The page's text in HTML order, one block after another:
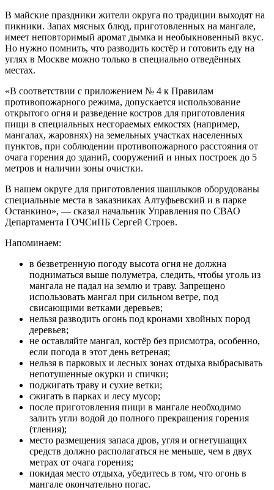
В майские праздники жители округа по традиции выходят на
пикники. Запах мясных блюд, приготовленных на мангале,
имеет неповторимый аромат дымка и необыкновенный вкус.
Но нужно помнить, что разводить костёр и готовить еду на
углях в Москве можно только в специально отведённых
местах.
«В соответствии с приложением № 4 к Правилам
противопожарного режима, допускается использование
открытого огня и разведение костров для приготовления
пищи в специальных несгораемых емкостях (например,
мангалах, жаровнях) на земельных участках населенных
пунктов, при соблюдении противопожарного расстояния от
очага горения до зданий, сооружений и иных построек до 5
метров и наличии зоны очистки.
В нашем округе для приготовления шашлыков оборудованы
специальные места в заказниках Алтуфьевский и в парке
Останкино», — сказал начальник Управления по СВАО
Департамента ГОЧСиПБ Сергей Строев.
Напоминаем:
в безветренную погоду высота огня не должна
подниматься выше полуметра, следить, чтобы уголь из
мангала не падал на землю и траву. Запрещено
использовать мангал при сильном ветре, под
свисающими ветками деревьев;
нельзя разводить огонь под кронами хвойных пород
деревьев;
не оставляйте мангал, костёр без присмотра, особенно,
если погода в этот день ветреная;
нельзя в парковых и лесных зонах отдыха выбрасывать
непотушенные окурки и спички;
поджигать траву и сухие ветки;
сжигать в парках и лесу мусор;
после приготовления пищи в мангале необходимо
залить угли водой до полного прекращения горения
(тления);
место размещения запаса дров, угля и огнетушащих
средств должно располагаться не меньше, чем в двух
метрах от очага горения;
покидая место отдыха, убедитесь в том, что огонь в
мангале окончательно погас.